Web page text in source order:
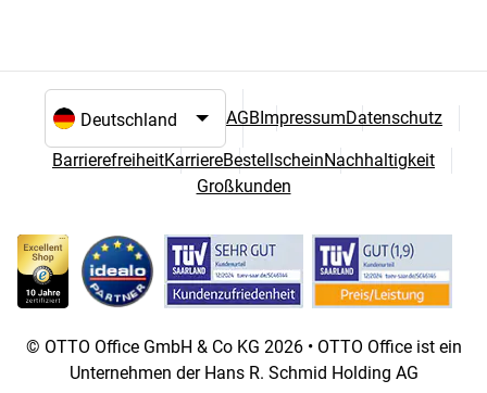
Sprach- und Landesauswahl
AGBImpressumDatenschutz
BarrierefreiheitKarriereBestellscheinNachhaltigkeit
Großkunden
© OTTO Office GmbH & Co KG 2026 • OTTO Office ist ein
Unternehmen der Hans R. Schmid Holding AG